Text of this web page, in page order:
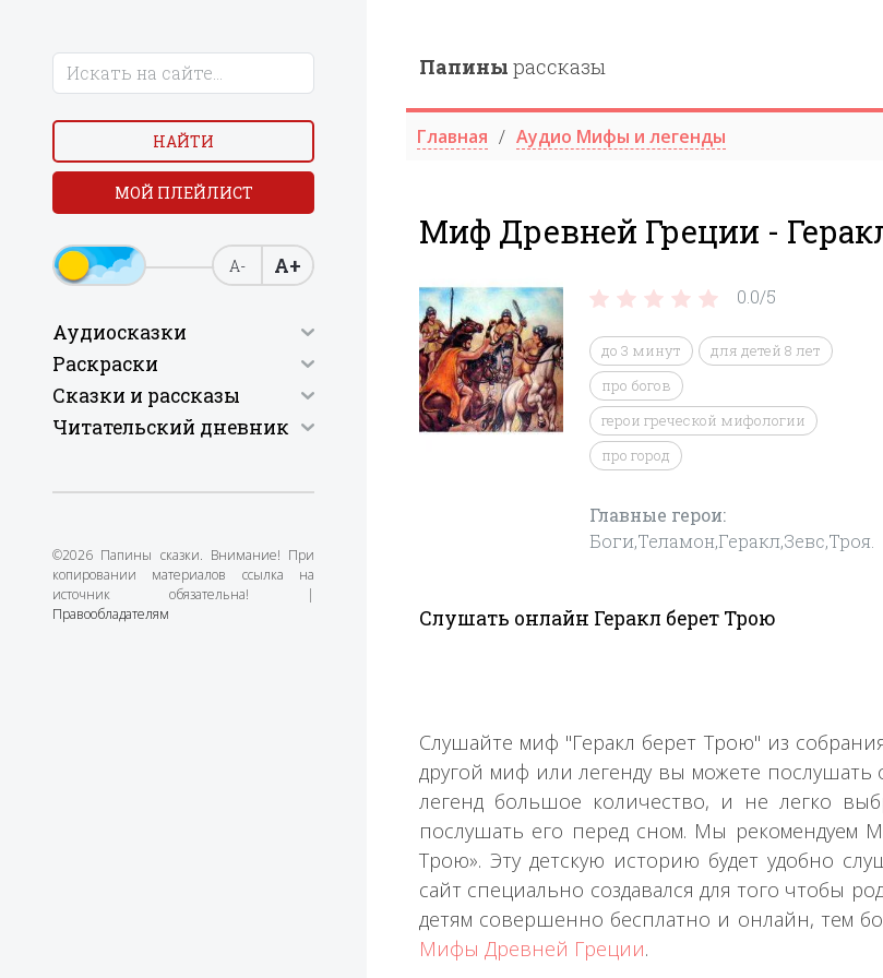
НАЙТИ
МОЙ ПЛЕЙЛИСТ
А- А+
Аудиосказки
Раскраски
Сказки и рассказы
Читательский дневник
©2026 Папины сказки. Внимание! При
копировании материалов ссылка на
источник обязательна! |
Правообладателям
Папины рассказы
Главная Аудио Мифы и легенды
Миф Древней Греции -
0.0/5
до 3 минут
для детей 8 лет
про богов
герои греческой мифологии
про город
Главные герои:
Боги,Теламон,Геракл,Зевс,Троя.
Слушать онлайн Геракл берет Трою
Слушайте миф "Геракл берет Трою" из
другой миф или легенду вы можете
легенд большое количество, и не легко
послушать его перед сном. Мы рекомендуем
Трою». Эту детскую историю будет удобно
сайт специально создавался для того чтобы
детям совершенно бесплатно и онлайн, тем
Мифы Древней Греции.